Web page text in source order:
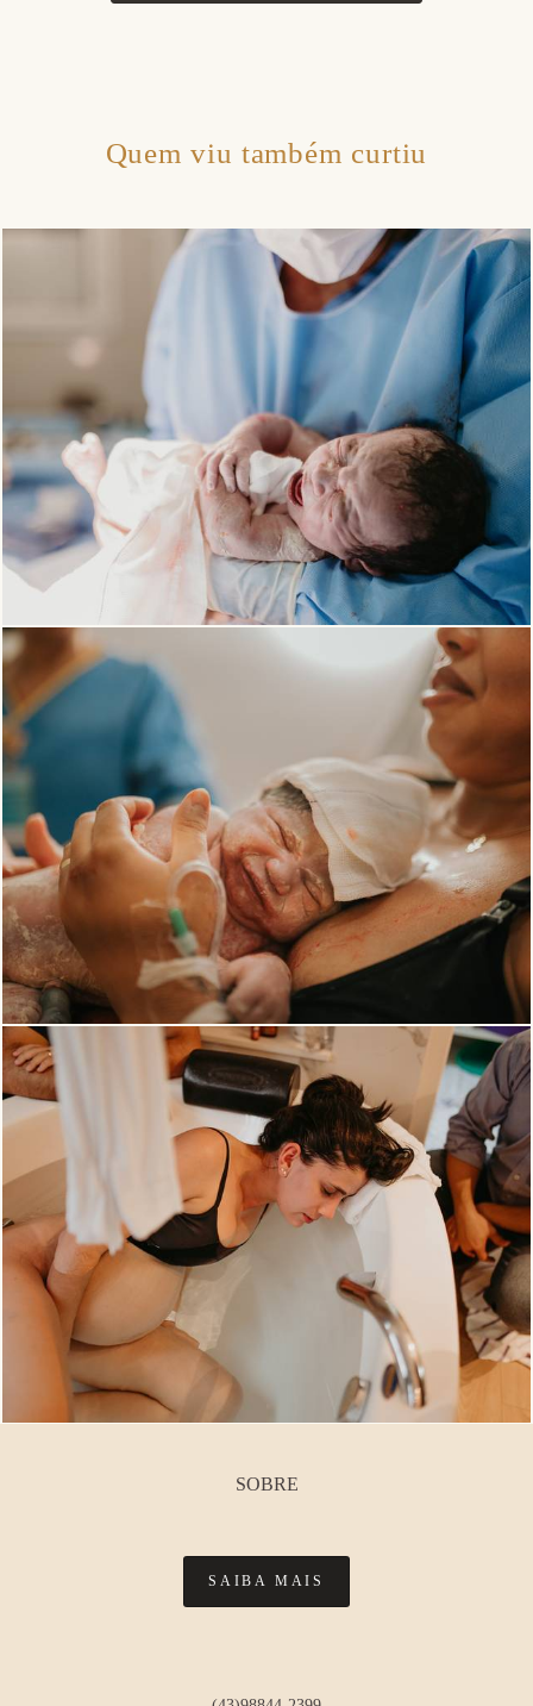
Quem viu também curtiu
SOBRE
SAIBA MAIS